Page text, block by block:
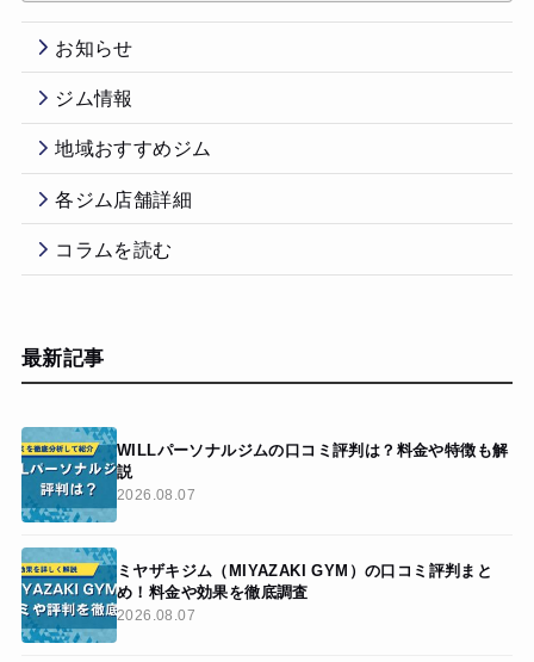
お知らせ
ジム情報
地域おすすめジム
各ジム店舗詳細
コラムを読む
最新記事
WILLパーソナルジムの口コミ評判は？料金や特徴も解
説
2026.08.07
ミヤザキジム（MIYAZAKI GYM）の口コミ評判まと
め！料金や効果を徹底調査
2026.08.07